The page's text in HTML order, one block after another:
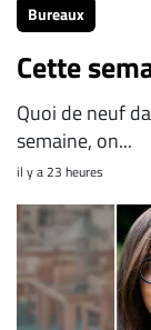
Bureaux
Cette
Quoi de neuf
semaine, on...
il y a 23 heures